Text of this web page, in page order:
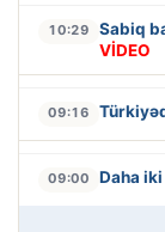
10:29 Sabiq
VİDEO
09:16
09:00 Daha